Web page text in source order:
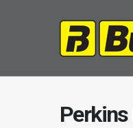
Perkins